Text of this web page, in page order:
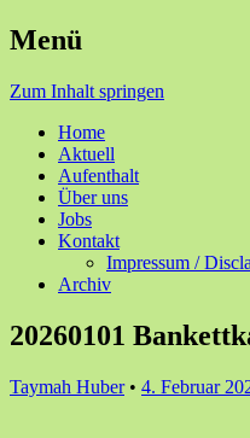
Rohrbach
Menü
Zum Inhalt springen
Home
Aktuell
Aufenthalt
Über uns
Jobs
Kontakt
Impressum /
Archiv
20260101
Taymah Huber • 4. Februar